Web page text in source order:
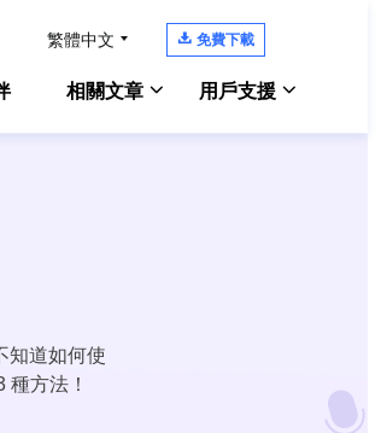
繁體中文  免費下載
相關文章 用戶支援
售前咨詢
知道如何使
方法！